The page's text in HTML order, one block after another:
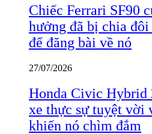
Chiếc Ferrari SF90
hưởng đã bị chia
để đăng bài về nó
27/07/2026
Honda Civic Hybrid
xe thực sự tuyệt vời
khiến nó chìm đắm